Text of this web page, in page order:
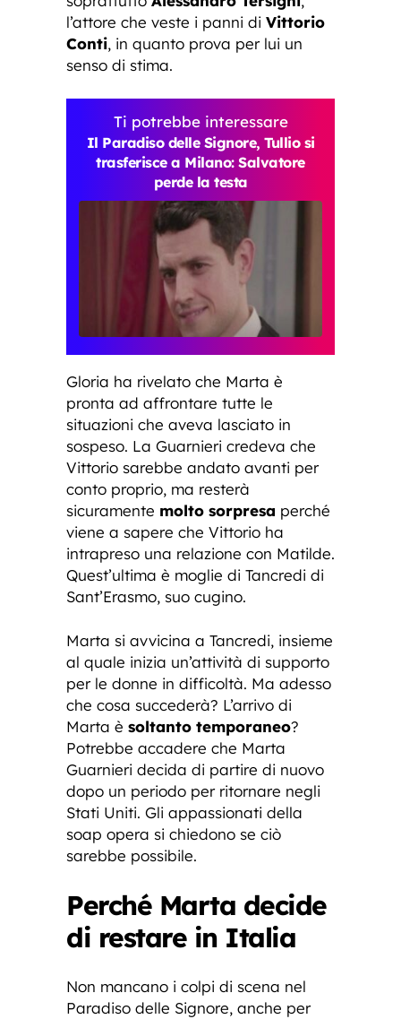
l’attore che veste i panni di Vittorio
Conti, in quanto prova per lui un
senso di stima.
Ti potrebbe interessare
Il Paradiso delle Signore, Tullio si
trasferisce a Milano: Salvatore
perde la testa
Gloria ha rivelato che Marta è
pronta ad affrontare tutte le
situazioni che aveva lasciato in
sospeso. La Guarnieri credeva che
Vittorio sarebbe andato avanti per
conto proprio, ma resterà
sicuramente molto sorpresa perché
viene a sapere che Vittorio ha
intrapreso una relazione con Matilde.
Quest’ultima è moglie di Tancredi di
Sant’Erasmo, suo cugino.
Marta si avvicina a Tancredi, insieme
al quale inizia un’attività di supporto
per le donne in difficoltà. Ma adesso
che cosa succederà? L’arrivo di
Marta è soltanto temporaneo?
Potrebbe accadere che Marta
Guarnieri decida di partire di nuovo
dopo un periodo per ritornare negli
Stati Uniti. Gli appassionati della
soap opera si chiedono se ciò
sarebbe possibile.
Perché Marta decide
di restare in Italia
Non mancano i colpi di scena nel
Paradiso delle Signore, anche per